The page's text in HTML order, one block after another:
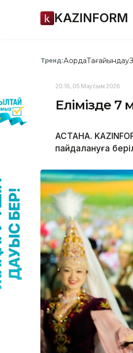
KAZINFORM
Тренд:АқордаТағайындау
20:16, 05 Маусым 2026
Елімізде 7
АСТАНА.
пайдалануға